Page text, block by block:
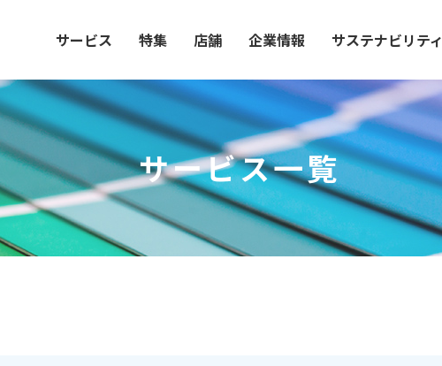
サービス 特集 店舗 企業情報 サステナビリティ
サービス一覧